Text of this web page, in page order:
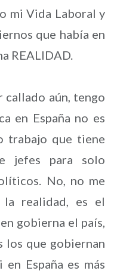
mi Vida Laboral y
que había en
REALIDAD.
callado aún, tengo
en España no es
trabajo que tiene
jefes para solo
No, no me
la realidad, es el
gobierna el país,
los que gobiernan
España es más